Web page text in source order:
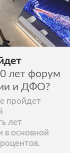
Джек Ма
, но
Джек Ма уже
бывший в
торговли и
лет форум
и ДФО?
пройдет
лет
в основной